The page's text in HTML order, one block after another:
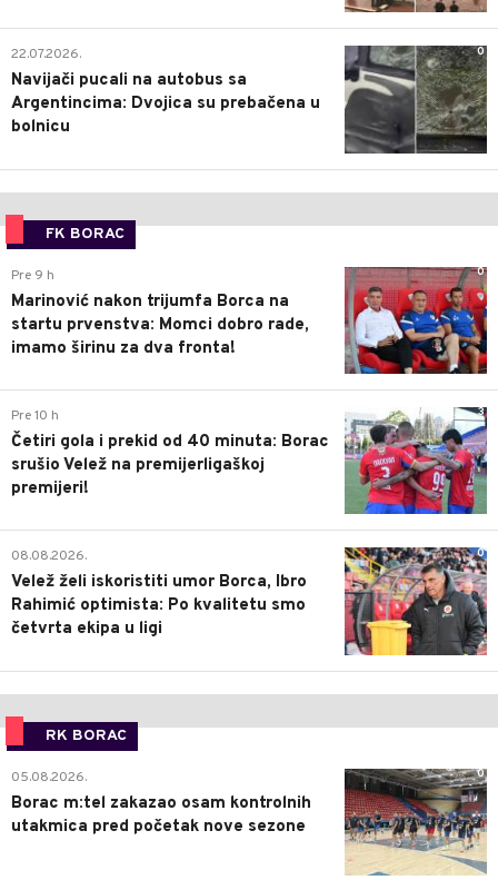
0
22.07.2026.
Navijači pucali na autobus sa
Argentincima: Dvojica su prebačena u
bolnicu
FK BORAC
0
Pre 9 h
Marinović nakon trijumfa Borca na
startu prvenstva: Momci dobro rade,
imamo širinu za dva fronta!
3
Pre 10 h
Četiri gola i prekid od 40 minuta: Borac
srušio Velež na premijerligaškoj
premijeri!
0
08.08.2026.
Velež želi iskoristiti umor Borca, Ibro
Rahimić optimista: Po kvalitetu smo
četvrta ekipa u ligi
RK BORAC
0
05.08.2026.
Borac m:tel zakazao osam kontrolnih
utakmica pred početak nove sezone